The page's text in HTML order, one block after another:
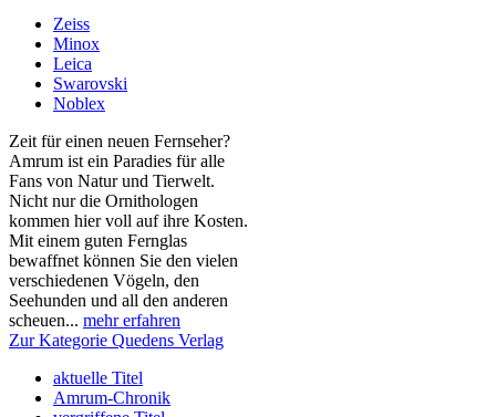
Zeiss
Minox
Leica
Swarovski
Noblex
Zeit für einen neuen Fernseher?
Amrum ist ein Paradies für alle
Fans von Natur und Tierwelt.
Nicht nur die Ornithologen
kommen hier voll auf ihre Kosten.
Mit einem guten Fernglas
bewaffnet können Sie den vielen
verschiedenen Vögeln, den
Seehunden und all den anderen
scheuen... mehr erfahren
Zur Kategorie Quedens Verlag
aktuelle Titel
Amrum-Chronik